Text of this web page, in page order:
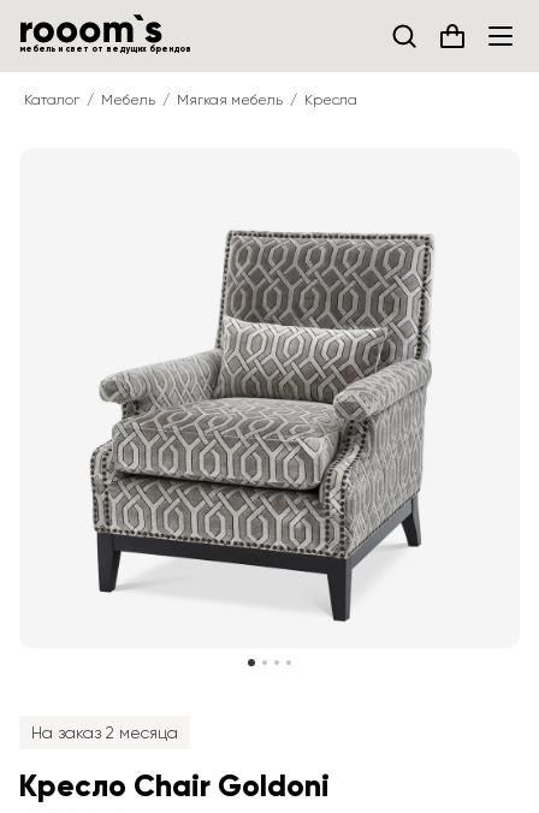
мебель и свет от ведущих брендов
Каталог Мебель Мягкая мебель Кресла
На заказ 2 месяца
Кресло Chair Goldoni